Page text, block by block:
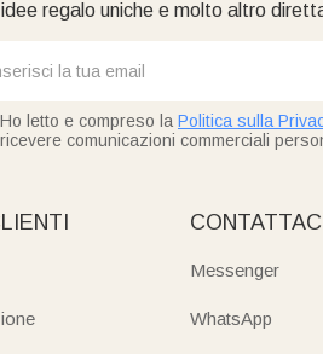
idee regalo uniche e molto altro
Ho letto e compreso la Politica sulla
ricevere comunicazioni commerciali
Messenger
WhatsApp